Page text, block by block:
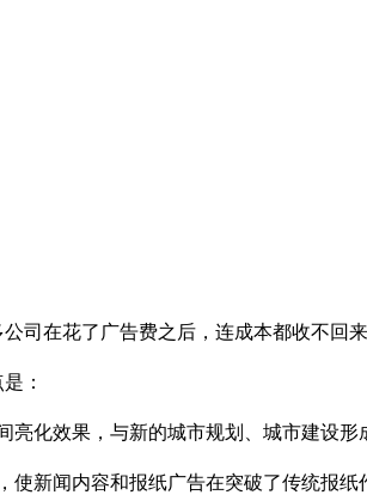
司在花了广告费之后，连成本都收不回
：
化效果，与新的城市规划、城市建设形
新闻内容和报纸广告在突破了传统报纸